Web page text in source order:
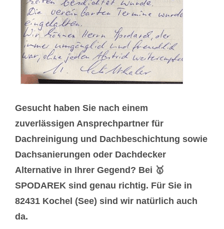
Gesucht haben Sie nach einem
zuverlässigen Ansprechpartner für
Dachreinigung und Dachbeschichtung sowie
Dachsanierungen oder Dachdecker
Alternative in Ihrer Gegend? Bei 🥇
SPODAREK sind genau richtig. Für Sie in
82431 Kochel (See) sind wir natürlich auch
da.